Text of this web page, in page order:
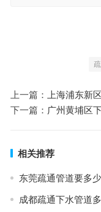
上一篇：
上海浦东新
下一篇： 广州黄埔区
相关推荐
东莞疏通管道要多
成都疏通下水管道